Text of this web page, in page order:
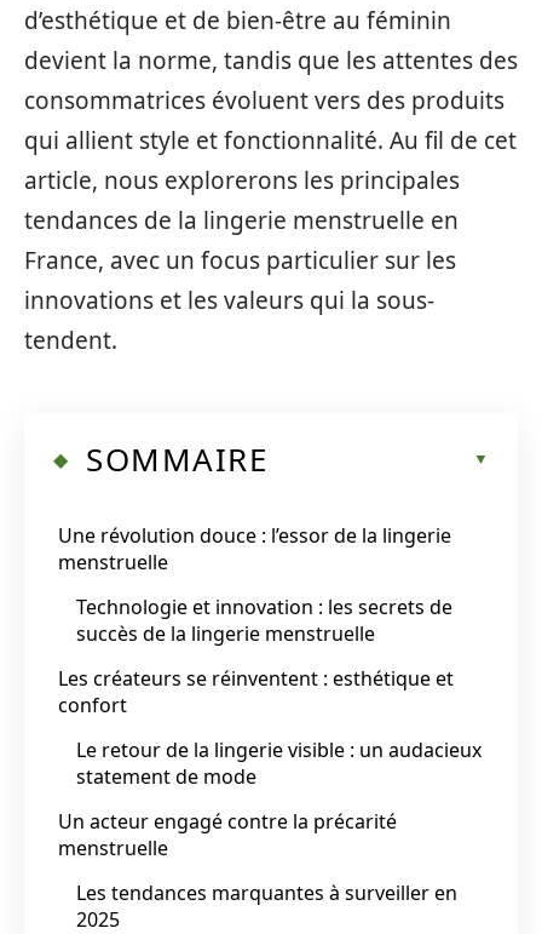
d’esthétique et de bien-être au féminin
devient la norme, tandis que les attentes des
consommatrices évoluent vers des produits
qui allient style et fonctionnalité. Au fil de cet
article, nous explorerons les principales
tendances de la lingerie menstruelle en
France, avec un focus particulier sur les
innovations et les valeurs qui la sous-
tendent.
SOMMAIRE
Une révolution douce : l’essor de la lingerie
menstruelle
Technologie et innovation : les secrets de
succès de la lingerie menstruelle
Les créateurs se réinventent : esthétique et
confort
Le retour de la lingerie visible : un audacieux
statement de mode
Un acteur engagé contre la précarité
menstruelle
Les tendances marquantes à surveiller en
2025